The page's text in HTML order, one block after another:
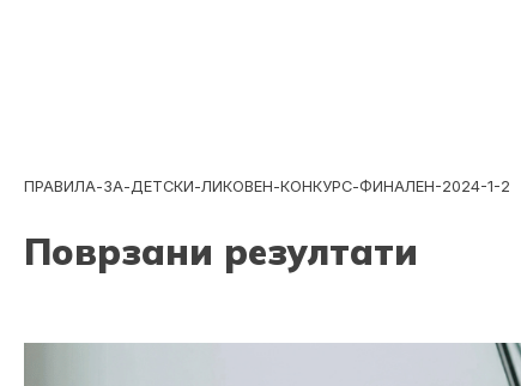
ПРАВИЛА-ЗА-ДЕТСКИ-ЛИКОВЕН-КОНКУРС-ФИНАЛЕН-2024-1-2
Поврзани резултати